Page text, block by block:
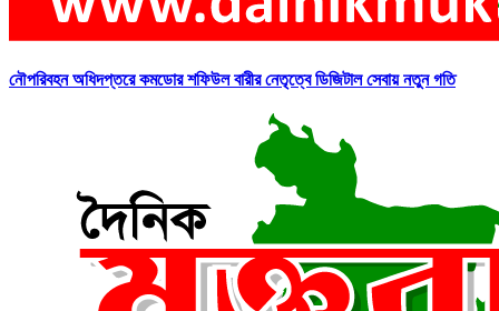
নৌপরিবহন অধিদপ্তরে কমডোর শফিউল বারীর নেতৃত্বে ডিজিটাল সেবায় নতুন গতি